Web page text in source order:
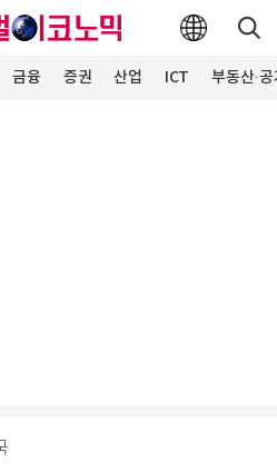
금융 증권 산업 ICT 부동산·